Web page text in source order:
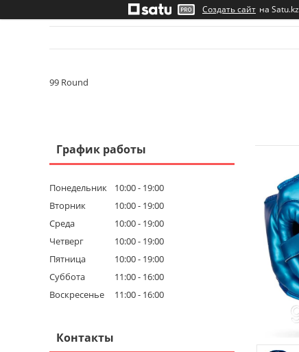
Создать сайт на Satu.kz
99 Round
График работы
Понедельник 10:00
19:00
Вторник
10:00
19:00
Среда
10:00
19:00
Четверг
10:00
19:00
Пятница
10:00
19:00
Суббота
11:00
16:00
Воскресенье
11:00 16:00
Контакты